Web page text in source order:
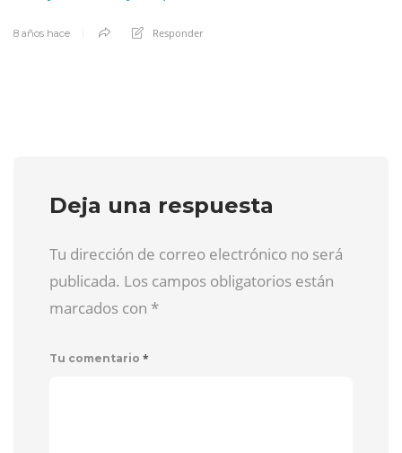
8 años hace Responder
Deja una respuesta
Tu dirección de correo electrónico no será
publicada. Los campos obligatorios están
marcados con *
Tu comentario *